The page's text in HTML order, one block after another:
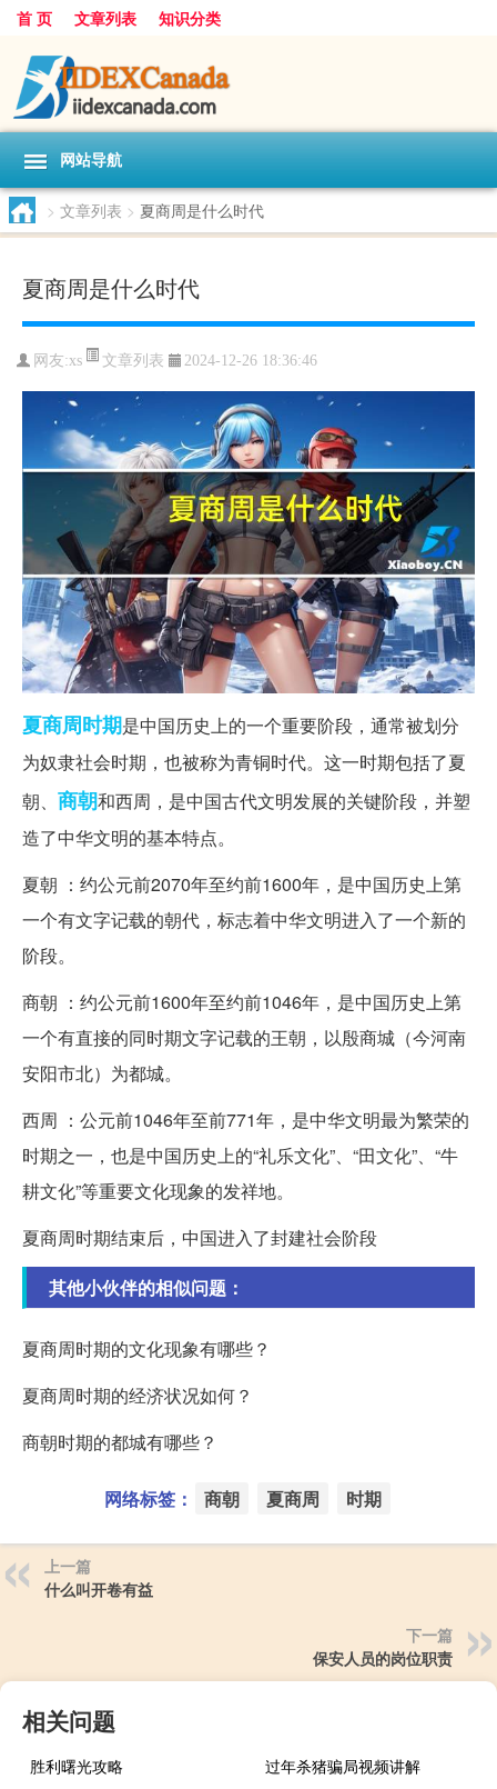
首 页 文章列表 知识分类
网站导航
> 文章列表 > 夏商周是什么时代
夏商周是什么时代
网友:xs 文章列表 2024-12-26 18:36:46
夏商周时期是中国历史上的一个重要阶段，通常被划分
为奴隶社会时期，也被称为青铜时代。这一时期包括了夏
朝、 商朝和西周，是中国古代文明发展的关键阶段，并塑
造了中华文明的基本特点。
夏朝 ：约公元前2070年至约前1600年，是中国历史上第
一个有文字记载的朝代，标志着中华文明进入了一个新的
阶段。
商朝 ：约公元前1600年至约前1046年，是中国历史上第
一个有直接的同时期文字记载的王朝，以殷商城（今河南
安阳市北）为都城。
西周 ：公元前1046年至前771年，是中华文明最为繁荣的
时期之一，也是中国历史上的“礼乐文化”、“田文化”、“牛
耕文化”等重要文化现象的发祥地。
夏商周时期结束后，中国进入了封建社会阶段
其他小伙伴的相似问题：
夏商周时期的文化现象有哪些？
夏商周时期的经济状况如何？
商朝时期的都城有哪些？
网络标签： 商朝 夏商周 时期
上一篇
什么叫开卷有益
下一篇
保安人员的岗位职责
相关问题
胜利曙光攻略
过年杀猪骗局视频讲解